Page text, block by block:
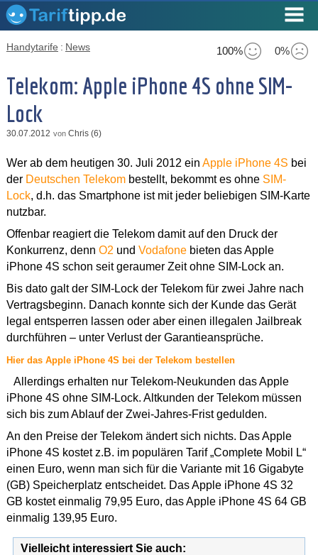
100% 0%
Handytarife : News
Telekom: Apple iPhone 4S ohne SIM-
Lock
30.07.2012 von Chris (6)
Wer ab dem heutigen 30. Juli 2012 ein Apple iPhone 4S bei
der Deutschen Telekombestellt, bekommt es ohne SIM-
Lock, d.h. das Smartphone ist mit jeder beliebigen SIM-Karte
nutzbar.
Offenbar reagiert die Telekom damit auf den Druck der
Konkurrenz, denn O2 und Vodafone bieten das Apple
iPhone 4S schon seit geraumer Zeit ohne SIM-Lock an.
Bis dato galt der SIM-Lock der Telekom für zwei Jahre nach
Vertragsbeginn. Danach konnte sich der Kunde das Gerät
legal entsperren lassen oder aber einen illegalen Jailbreak
durchführen – unter Verlust der Garantieansprüche.
Hier das Apple iPhone 4S bei der Telekom bestellen
Allerdings erhalten nur Telekom-Neukunden das Apple
iPhone 4S ohne SIM-Lock. Altkunden der Telekom müssen
sich bis zum Ablauf der Zwei-Jahres-Frist gedulden.
An den Preise der Telekom ändert sich nichts. Das Apple
iPhone 4S kostet z.B. im populären Tarif „Complete Mobil L“
einen Euro, wenn man sich für die Variante mit 16 Gigabyte
(GB) Speicherplatz entscheidet. Das Apple iPhone 4S 32
GB kostet einmalig 79,95 Euro, das Apple iPhone 4S 64 GB
einmalig 139,95 Euro.
Vielleicht interessiert Sie auch: